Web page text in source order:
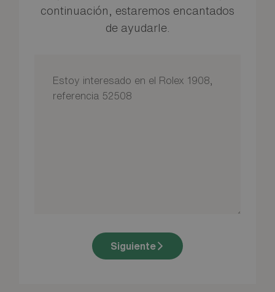
continuación, estaremos encantados
de ayudarle.
Siguiente